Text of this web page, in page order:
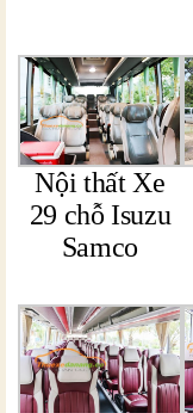
Nội thất Xe
29 chỗ Isuzu
Samco